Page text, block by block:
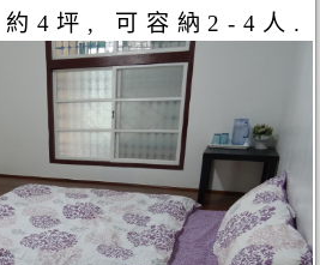
4坪, 可容納2-4人.